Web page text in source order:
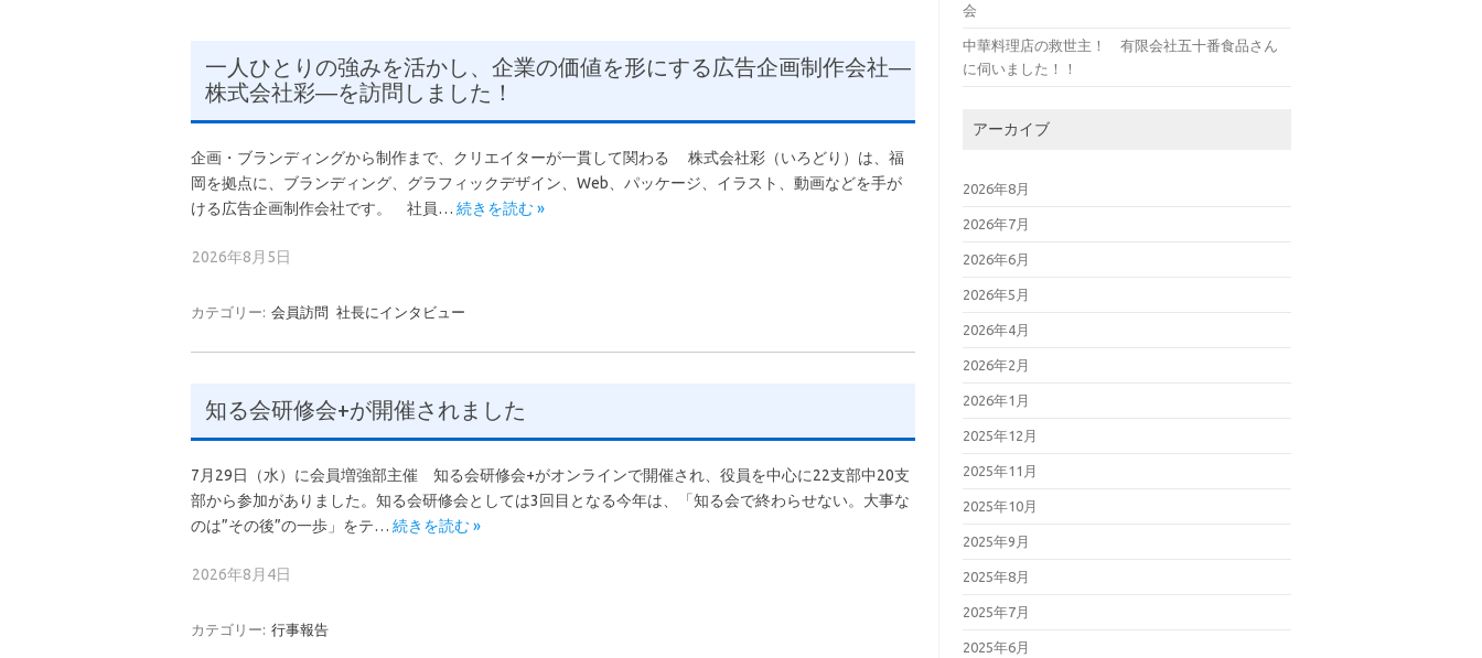
一人ひとりの強みを活かし、企業の価値を形にする広告企画制作会社―
株式会社彩―を訪問しました！
企画・ブランディングから制作まで、クリエイターが一貫して関わる 株式会社彩（いろどり）は、福
岡を拠点に、ブランディング、グラフィックデザイン、Web、パッケージ、イラスト、動画などを手が
ける広告企画制作会社です。 社員… 続きを読む »
2026年8月5日
カテゴリー: 会員訪問 社長にインタビュー
知る会研修会+が開催されました
7月29日（水）に会員増強部主催 知る会研修会+がオンラインで開催され、役員を中心に22支部中20支
部から参加がありました。知る会研修会としては3回目となる今年は、「知る会で終わらせない。大事な
のは”その後”の一歩」をテ… 続きを読む »
2026年8月4日
カテゴリー: 行事報告
会
中華料理店の救世主！ 有限会社五十番食品さん
に伺いました！！
アーカイブ
2026年8月
2026年7月
2026年6月
2026年5月
2026年4月
2026年2月
2026年1月
2025年12月
2025年11月
2025年10月
2025年9月
2025年8月
2025年7月
2025年6月